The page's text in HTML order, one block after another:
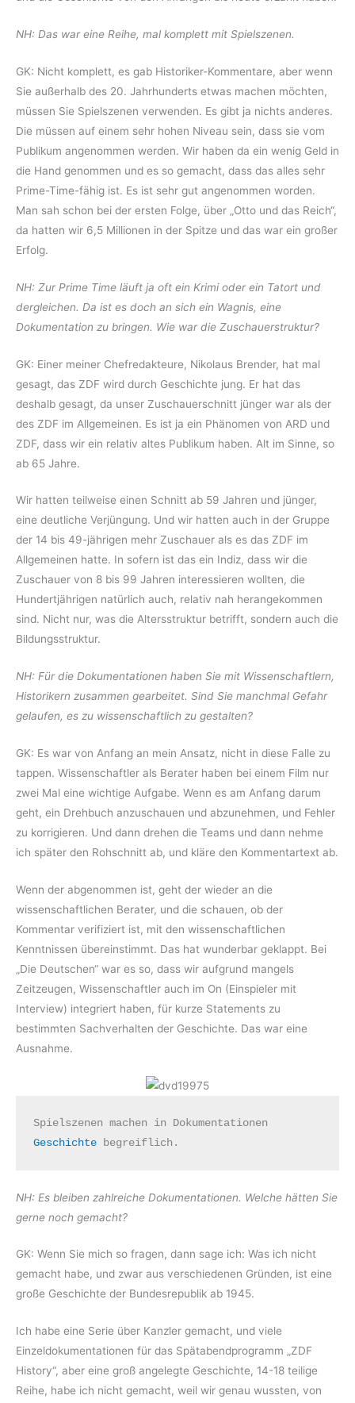
NH: Das war eine Reihe, mal komplett mit Spielszenen.
GK: Nicht komplett, es gab Historiker-Kommentare, aber wenn
Sie außerhalb des 20. Jahrhunderts etwas machen möchten,
müssen Sie Spielszenen verwenden. Es gibt ja nichts anderes.
Die müssen auf einem sehr hohen Niveau sein, dass sie vom
Publikum angenommen werden. Wir haben da ein wenig Geld in
die Hand genommen und es so gemacht, dass das alles sehr
Prime-Time-fähig ist. Es ist sehr gut angenommen worden.
Man sah schon bei der ersten Folge, über „Otto und das Reich“,
da hatten wir 6,5 Millionen in der Spitze und das war ein großer
Erfolg.
NH: Zur Prime Time läuft ja oft ein Krimi oder ein Tatort und
dergleichen. Da ist es doch an sich ein Wagnis, eine
Dokumentation zu bringen. Wie war die Zuschauerstruktur?
GK: Einer meiner Chefredakteure, Nikolaus Brender, hat mal
gesagt, das ZDF wird durch Geschichte jung. Er hat das
deshalb gesagt, da unser Zuschauerschnitt jünger war als der
des ZDF im Allgemeinen. Es ist ja ein Phänomen von ARD und
ZDF, dass wir ein relativ altes Publikum haben. Alt im Sinne, so
ab 65 Jahre.
Wir hatten teilweise einen Schnitt ab 59 Jahren und jünger,
eine deutliche Verjüngung. Und wir hatten auch in der Gruppe
der 14 bis 49-jährigen mehr Zuschauer als es das ZDF im
Allgemeinen hatte. In sofern ist das ein Indiz, dass wir die
Zuschauer von 8 bis 99 Jahren interessieren wollten, die
Hundertjährigen natürlich auch, relativ nah herangekommen
sind. Nicht nur, was die Altersstruktur betrifft, sondern auch die
Bildungsstruktur.
NH: Für die Dokumentationen haben Sie mit Wissenschaftlern,
Historikern zusammen gearbeitet. Sind Sie manchmal Gefahr
gelaufen, es zu wissenschaftlich zu gestalten?
GK: Es war von Anfang an mein Ansatz, nicht in diese Falle zu
tappen. Wissenschaftler als Berater haben bei einem Film nur
zwei Mal eine wichtige Aufgabe. Wenn es am Anfang darum
geht, ein Drehbuch anzuschauen und abzunehmen, und Fehler
zu korrigieren. Und dann drehen die Teams und dann nehme
ich später den Rohschnitt ab, und kläre den Kommentartext ab.
Wenn der abgenommen ist, geht der wieder an die
wissenschaftlichen Berater, und die schauen, ob der
Kommentar verifiziert ist, mit den wissenschaftlichen
Kenntnissen übereinstimmt. Das hat wunderbar geklappt. Bei
„Die Deutschen“ war es so, dass wir aufgrund mangels
Zeitzeugen, Wissenschaftler auch im On (Einspieler mit
Interview) integriert haben, für kurze Statements zu
bestimmten Sachverhalten der Geschichte. Das war eine
Ausnahme.
Geschichte begreiflich.
NH: Es bleiben zahlreiche Dokumentationen. Welche hätten Sie
gerne noch gemacht?
GK: Wenn Sie mich so fragen, dann sage ich: Was ich nicht
gemacht habe, und zwar aus verschiedenen Gründen, ist eine
große Geschichte der Bundesrepublik ab 1945.
Ich habe eine Serie über Kanzler gemacht, und viele
Einzeldokumentationen für das Spätabendprogramm „ZDF
History“, aber eine groß angelegte Geschichte, 14-18 teilige
Reihe, habe ich nicht gemacht, weil wir genau wussten, von